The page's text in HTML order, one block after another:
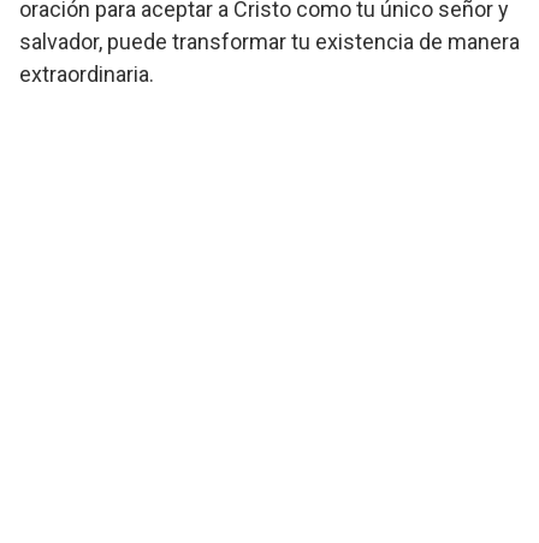
oración para aceptar a Cristo como tu único señor y
salvador, puede transformar tu existencia de manera
extraordinaria.